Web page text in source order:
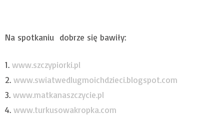
Na spotkaniu dobrze się bawiły:
1. www.szczypiorki.pl
2. www.swiatwedlugmoichdzieci.blogspot.com
3. www.matkanaszczycie.pl
4. www.turkusowakropka.com